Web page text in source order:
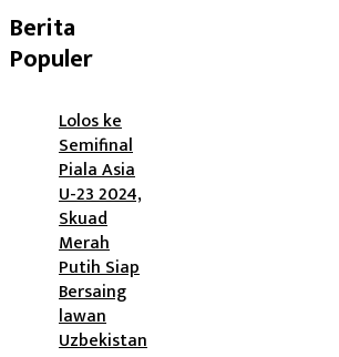
Berita
Populer
Lolos ke
Semifinal
Piala Asia
U-23 2024,
Skuad
Merah
Putih Siap
Bersaing
lawan
Uzbekistan